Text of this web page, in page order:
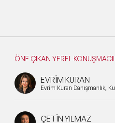
ÖNE ÇIKAN YEREL
EVRİM KURAN
Evrim Kuran Danışmanlık,
ÇETİN YILMAZ